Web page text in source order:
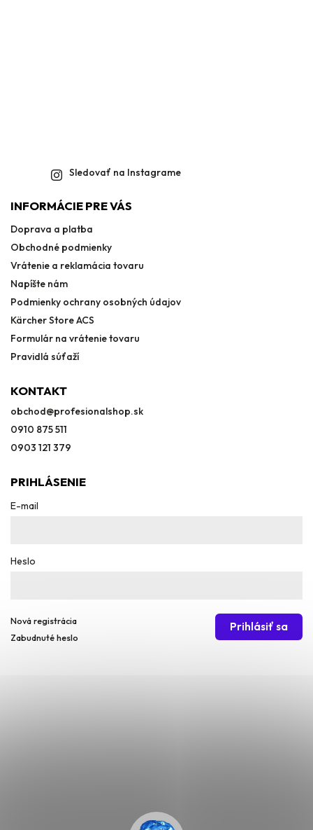
Sledovať na Instagrame
INFORMÁCIE PRE VÁS
Doprava a platba
Obchodné podmienky
Vrátenie a reklamácia tovaru
Napíšte nám
Podmienky ochrany osobných údajov
Kärcher Store ACS
Formulár na vrátenie tovaru
Pravidlá súťaží
KONTAKT
obchod@profesionalshop.sk
0910 875 511
0903 121 379
PRIHLÁSENIE
E-mail
Heslo
Prihlásiť sa
Nová registrácia
Zabudnuté heslo